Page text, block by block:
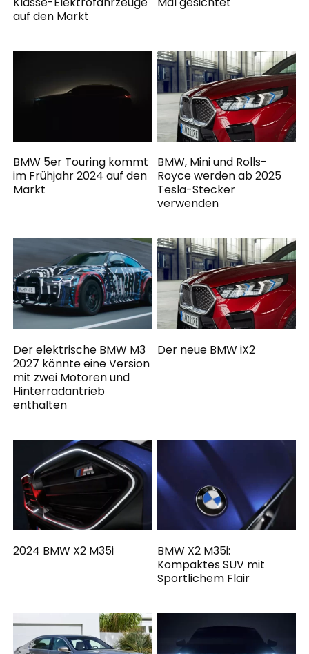
auf den Markt
BMW 5er Touring kommt
im Frühjahr 2024 auf den
Markt
BMW, Mini und Rolls-
Royce werden ab 2025
Tesla-Stecker
verwenden
Der elektrische BMW M3
2027 könnte eine Version
mit zwei Motoren und
Hinterradantrieb
enthalten
Der neue BMW iX2
2024 BMW X2 M35i
BMW X2 M35i:
Kompaktes SUV mit
Sportlichem Flair